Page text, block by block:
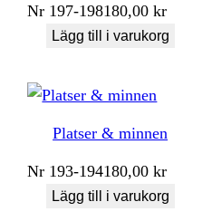
Nr 197-198180,00kr
Lägg till i varukorg
Platser & minnen
Nr 193-194180,00kr
Lägg till i varukorg